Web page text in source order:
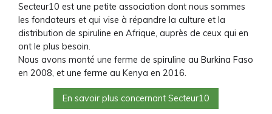
Secteur10 est une petite association dont nous sommes
les fondateurs et qui vise à répandre la culture et la
distribution de spiruline en Afrique, auprès de ceux qui en
ont le plus besoin.
Nous avons monté une ferme de spiruline au Burkina Faso
en 2008, et une ferme au Kenya en 2016.
En savoir plus concernant Secteur10